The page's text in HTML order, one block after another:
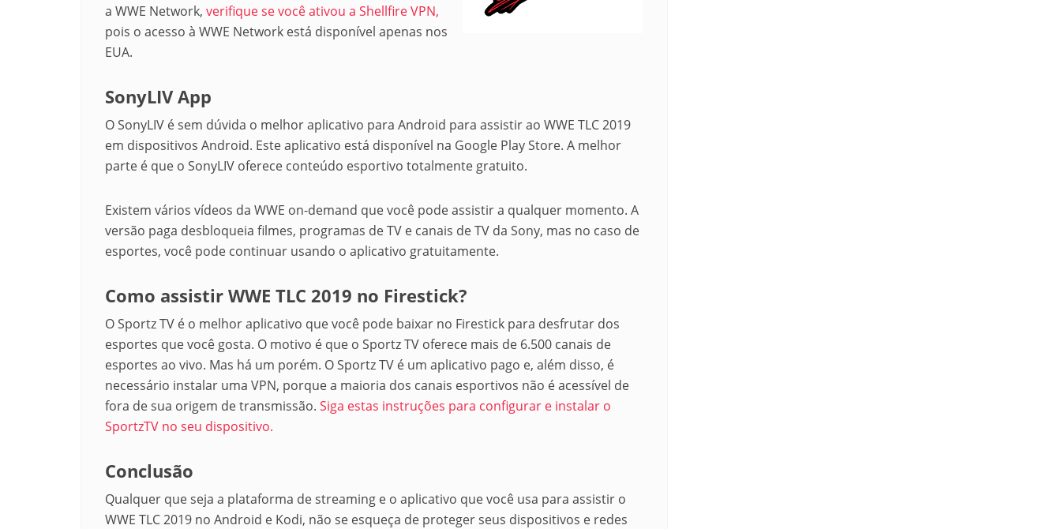
a WWE Network, verifique se você ativou a Shellfire VPN,
pois o acesso à WWE Network está disponível apenas nos
EUA.
SonyLIV App
O SonyLIV é sem dúvida o melhor aplicativo para Android para assistir ao WWE TLC 2019
em dispositivos Android. Este aplicativo está disponível na Google Play Store. A melhor
parte é que o SonyLIV oferece conteúdo esportivo totalmente gratuito.
Existem vários vídeos da WWE on-demand que você pode assistir a qualquer momento. A
versão paga desbloqueia filmes, programas de TV e canais de TV da Sony, mas no caso de
esportes, você pode continuar usando o aplicativo gratuitamente.
Como assistir WWE TLC 2019 no Firestick?
O Sportz TV é o melhor aplicativo que você pode baixar no Firestick para desfrutar dos
esportes que você gosta. O motivo é que o Sportz TV oferece mais de 6.500 canais de
esportes ao vivo. Mas há um porém. O Sportz TV é um aplicativo pago e, além disso, é
necessário instalar uma VPN, porque a maioria dos canais esportivos não é acessível de
fora de sua origem de transmissão. Siga estas instruções para configurar e instalar o
SportzTV no seu dispositivo.
Conclusão
Qualquer que seja a plataforma de streaming e o aplicativo que você usa para assistir o
WWE TLC 2019 no Android e Kodi, não se esqueça de proteger seus dispositivos e redes